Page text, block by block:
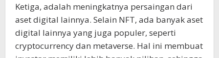
Ketiga, adalah meningkatnya persaingan dari
aset digital lainnya. Selain NFT, ada banyak aset
digital lainnya yang juga populer, seperti
cryptocurrency dan metaverse. Hal ini membuat